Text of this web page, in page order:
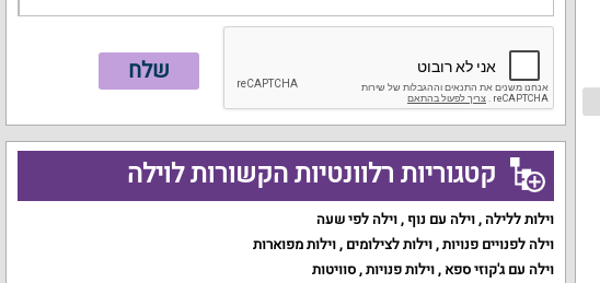
קטגוריות רלוונטיות הקשורות לוילה
וילות ללילה ,וילה עם נוף ,וילה לפי שעה
וילה לפנויים פנויות,וילות לצילומים ,וילות מפוארות
וילה עם ג'קוזי ספא ,וילות פנויות,סוויטות